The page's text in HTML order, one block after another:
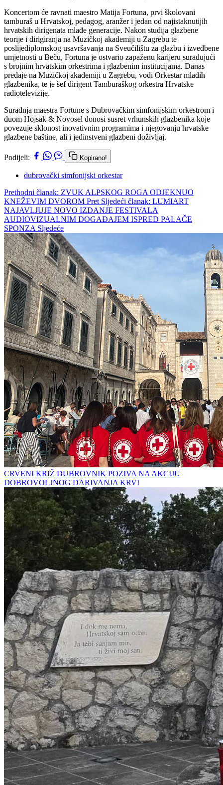
Koncertom će ravnati maestro Matija Fortuna, prvi školovani
tamburaš u Hrvatskoj, pedagog, aranžer i jedan od najistaknutijih
hrvatskih dirigenata mlađe generacije. Nakon studija glazbene
teorije i dirigiranja na Muzičkoj akademiji u Zagrebu te
poslijediplomskog usavršavanja na Sveučilištu za glazbu i izvedbene
umjetnosti u Beču, Fortuna je ostvario zapaženu karijeru surađujući
s brojnim hrvatskim orkestrima i glazbenim institucijama. Danas
predaje na Muzičkoj akademiji u Zagrebu, vodi Orkestar mladih
glazbenika, te je šef dirigent Tamburaškog orkestra Hrvatske
radiotelevizije.
Suradnja maestra Fortune s Dubrovačkim simfonijskim orkestrom i
duom Hojsak & Novosel donosi susret vrhunskih glazbenika koje
povezuje sklonost inovativnim programima i njegovanju hrvatske
glazbene baštine, ali i jedinstveni glazbeni doživljaj.
Podijeli: Kopirano!
dubrovački simfonijski orkestar
Prethodni članak: ZVUK ALPSKOG ROGA ODJEKNUO
KNEŽEVIM DVOROM Pret Sljedeći članak: LUMIART
NAJAVLJUJE NOVO IZDANJE FESTIVALA
AUDIOVIZUALNIM DOGAĐAJEM ISPRED PALAČE
SPONZA Sljedeće
CRVENI KRIŽ DUBROVNIK POZIVA NA AKCIJU
DOBROVOLJNOG DARIVANJA KRVI